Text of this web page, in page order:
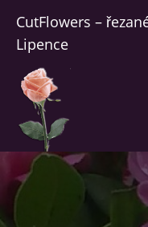
content
CutFlowers –
Lipence